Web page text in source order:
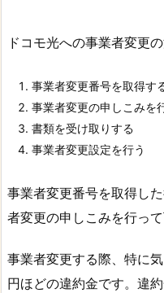
ドコモ光への事業者変更
事業者変更番号を取得す
事業者変更の申しこみを
書類を受け取りする
事業者変更設定を行う
事業者変更番号を取得し
者変更の申しこみを行って
事業者変更する際、特に
円ほどの違約金です。違